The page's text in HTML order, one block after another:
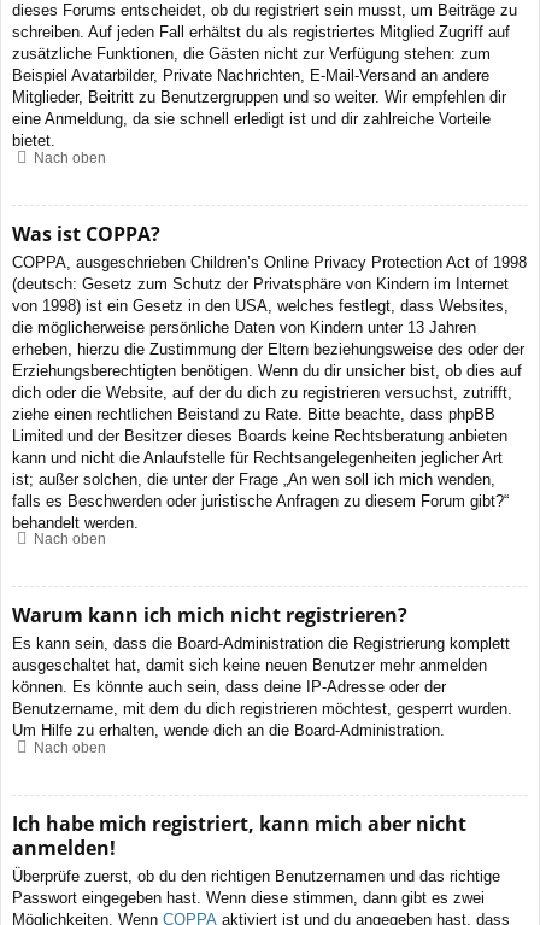
dieses Forums entscheidet, ob du registriert sein musst, um Beiträge zu
schreiben. Auf jeden Fall erhältst du als registriertes Mitglied Zugriff auf
zusätzliche Funktionen, die Gästen nicht zur Verfügung stehen: zum
Beispiel Avatarbilder, Private Nachrichten, E-Mail-Versand an andere
Mitglieder, Beitritt zu Benutzergruppen und so weiter. Wir empfehlen dir
eine Anmeldung, da sie schnell erledigt ist und dir zahlreiche Vorteile
bietet.
Nach oben
Was ist COPPA?
COPPA, ausgeschrieben Children’s Online Privacy Protection Act of 1998
(deutsch: Gesetz zum Schutz der Privatsphäre von Kindern im Internet
von 1998) ist ein Gesetz in den USA, welches festlegt, dass Websites,
die möglicherweise persönliche Daten von Kindern unter 13 Jahren
erheben, hierzu die Zustimmung der Eltern beziehungsweise des oder der
Erziehungsberechtigten benötigen. Wenn du dir unsicher bist, ob dies auf
dich oder die Website, auf der du dich zu registrieren versuchst, zutrifft,
ziehe einen rechtlichen Beistand zu Rate. Bitte beachte, dass phpBB
Limited und der Besitzer dieses Boards keine Rechtsberatung anbieten
kann und nicht die Anlaufstelle für Rechtsangelegenheiten jeglicher Art
ist; außer solchen, die unter der Frage „An wen soll ich mich wenden,
falls es Beschwerden oder juristische Anfragen zu diesem Forum gibt?“
behandelt werden.
Nach oben
Warum kann ich mich nicht registrieren?
Es kann sein, dass die Board-Administration die Registrierung komplett
ausgeschaltet hat, damit sich keine neuen Benutzer mehr anmelden
können. Es könnte auch sein, dass deine IP-Adresse oder der
Benutzername, mit dem du dich registrieren möchtest, gesperrt wurden.
Um Hilfe zu erhalten, wende dich an die Board-Administration.
Nach oben
Ich habe mich registriert, kann mich aber nicht
anmelden!
Überprüfe zuerst, ob du den richtigen Benutzernamen und das richtige
Passwort eingegeben hast. Wenn diese stimmen, dann gibt es zwei
Möglichkeiten. Wenn COPPA aktiviert ist und du angegeben hast, dass